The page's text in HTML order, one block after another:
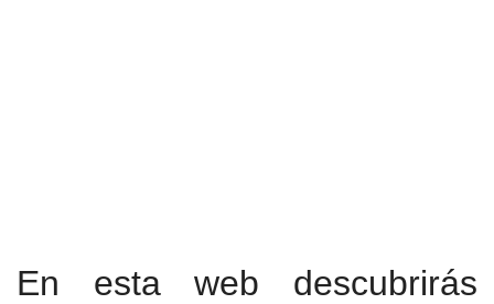
En esta web descubrirás